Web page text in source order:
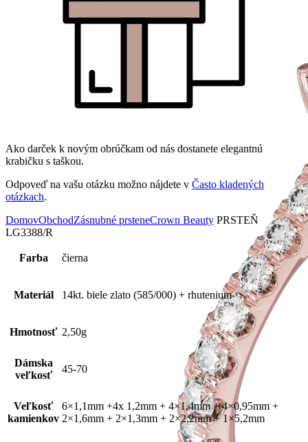
Ako darček k novým obrúčkam od nás dostanete elegantnú
krabičku s taškou.
Odpoveď na vašu otázku možno nájdete v Často kladených
otázkach.
DomovObchodZásnubné prsteneCrown Beauty PRSTEŇ
LG3388/R
Farba čierna
Materiál 14kt. biele zlato (585/000) + rhutenium
Hmotnosť 2,50g
Dámska
veľkosť
45-70
Veľkosť
kamienkov
6×1,1mm +4x 1,2mm + 4×1,4mm + 4×0,95mm +
2×1,6mm + 2×1,3mm + 2×2,2mm + 1×5,2mm